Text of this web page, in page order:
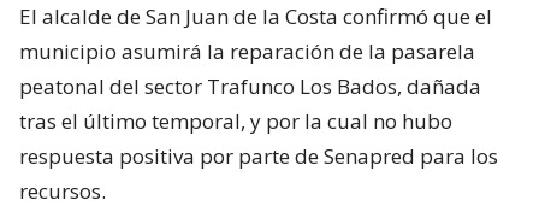
El alcalde de San Juan de la Costa confirmó que el
municipio asumirá la reparación de la pasarela
peatonal del sector Trafunco Los Bados, dañada
tras el último temporal, y por la cual no hubo
respuesta positiva por parte de Senapred para los
recursos.